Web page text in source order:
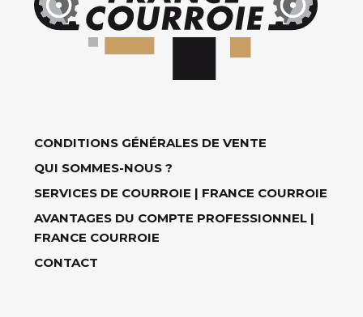
CONDITIONS GÉNÉRALES DE VENTE
QUI SOMMES-NOUS ?
SERVICES DE COURROIE | FRANCE COURROIE
AVANTAGES DU COMPTE PROFESSIONNEL |
FRANCE COURROIE
CONTACT